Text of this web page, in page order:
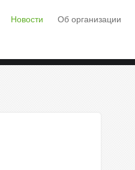
Новости Об организации